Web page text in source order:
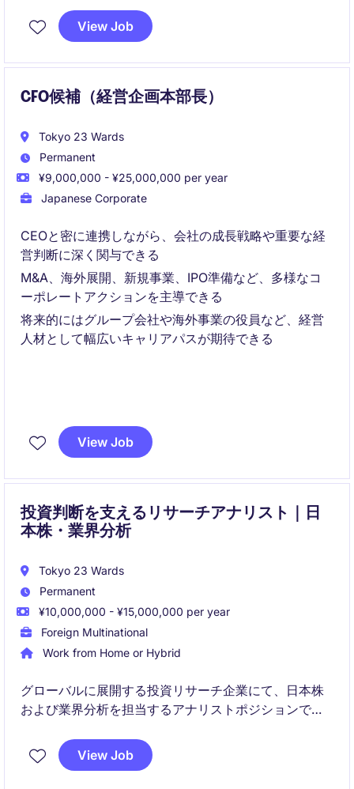
経営層および国内外の関係者と連携しながら、案件の
View Job
CFO候補（経営企画本部長）
Tokyo 23 Wards
Permanent
¥9,000,000 - ¥25,000,000 per year
Japanese Corporate
CEOと密に連携しながら、会社の成長戦略や重要な経
営判断に深く関与できる
M&A、海外展開、新規事業、IPO準備など、多様なコ
ーポレートアクションを主導できる
将来的にはグループ会社や海外事業の役員など、経営
人材として幅広いキャリアパスが期待できる
View Job
投資判断を支えるリサーチアナリスト｜日
本株・業界分析
Tokyo 23 Wards
Permanent
¥10,000,000 - ¥15,000,000 per year
Foreign Multinational
Work from Home or Hybrid
グローバルに展開する投資リサーチ企業にて、日本株
および業界分析を担当するアナリストポジションで
通じて独自のインサイトを創出し、機関投資家の意思
決定を支援します。
View Job